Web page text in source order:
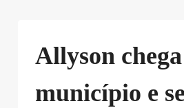
Allyson chega
município e